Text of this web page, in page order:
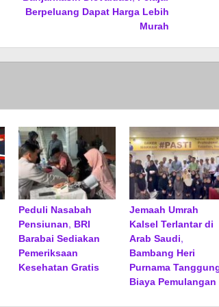
Berpeluang Dapat Harga Lebih
Murah
Peduli Nasabah
Pensiunan, BRI
Barabai Sediakan
Pemeriksaan
Kesehatan Gratis
Jemaah Umrah
Kalsel Terlantar di
Arab Saudi,
Bambang Heri
Purnama
Biaya Pemulangan